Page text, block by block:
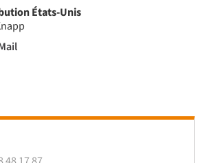
États-Unis